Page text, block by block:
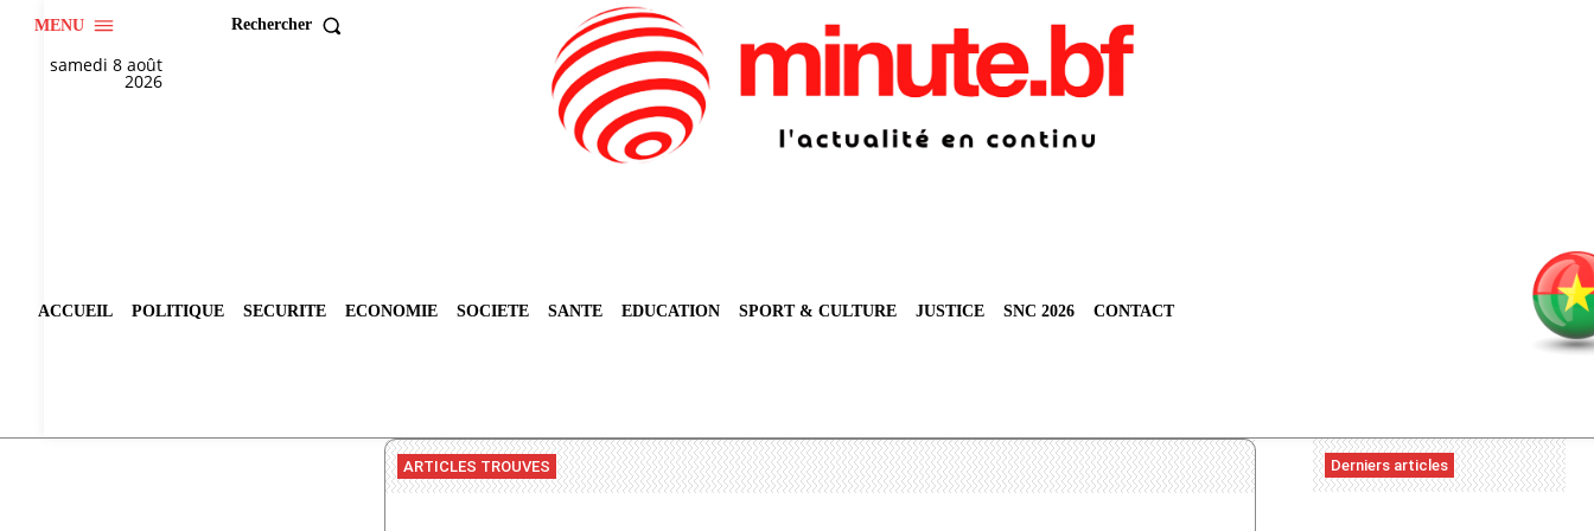
MENU Rechercher
samedi 8 août
2026
ACCUEIL POLITIQUE SECURITE ECONOMIE SOCIETE SANTE EDUCATION SPORT & CULTURE JUSTICE SNC 2026 CONTACT
ARTICLES TROUVES Derniers articles